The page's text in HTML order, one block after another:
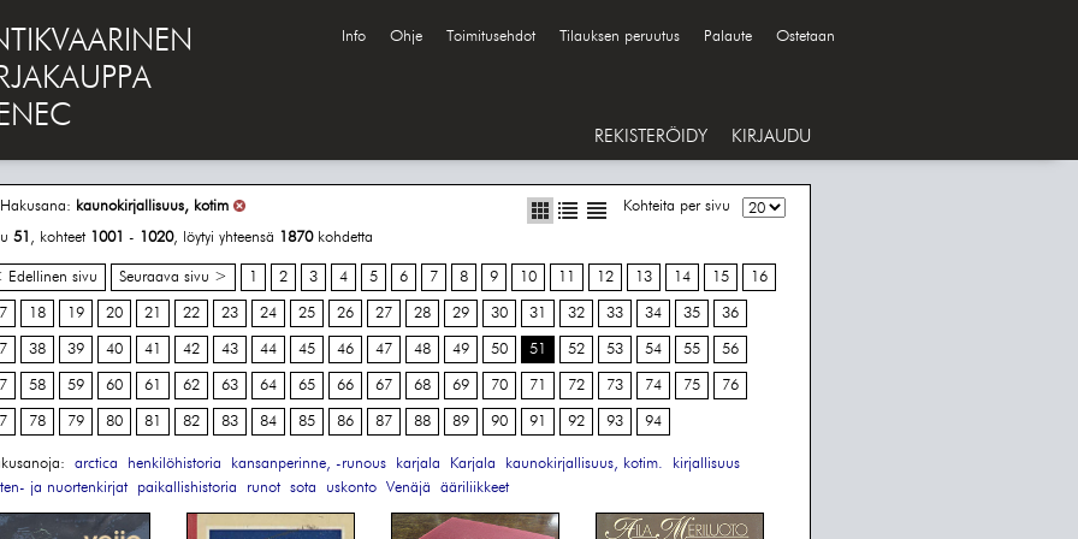
Info Ohje Toimitusehdot Tilauksen peruutus Palaute Ostetaan
REKISTERÖIDY KIRJAUDU
Kohteita per sivu
kaunokirjallisuus, kotim
51 , kohteet 1001 - 1020, löytyi yhteensä 1870kohdetta
Edellinen sivu Seuraava sivu > 1 2 3 4 5 6 7 8 9 10 11 12 13 14 15 16
18 19 20 21 22 23 24 25 26 27 28 29 30 31 32 33 34 35 36
38 39 40 41 42 43 44 45 46 47 48 49 50 51 52 53 54 55 56
58 59 60 61 62 63 64 65 66 67 68 69 70 71 72 73 74 75 76
78 79 80 81 82 83 84 85 86 87 88 89 90 91 92 93 94
arctica henkilöhistoria kansanperinne, -runous karjala Karjala kaunokirjallisuus, kotim.
kirjallisuus
ja nuortenkirjat
paikallishistoria runot sota uskonto Venäjä ääriliikkeet